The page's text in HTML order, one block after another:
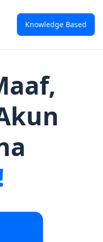
Knowledge Based